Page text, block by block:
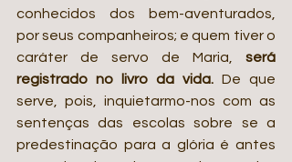
conhecidos dos bem-aventurados,
por seus companheiros; e quem tiver o
caráter de servo de Maria, será
registrado no livro da vida. De que
serve, pois, inquietarmo-nos com as
sentenças das escolas sobre se a
predestinação para a glória é antes